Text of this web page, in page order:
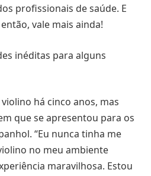
profissionais de saúde. E
vale mais ainda!
inéditas para alguns
há cinco anos, mas
que se apresentou para os
“Eu nunca tinha me
no meu ambiente
maravilhosa. Estou